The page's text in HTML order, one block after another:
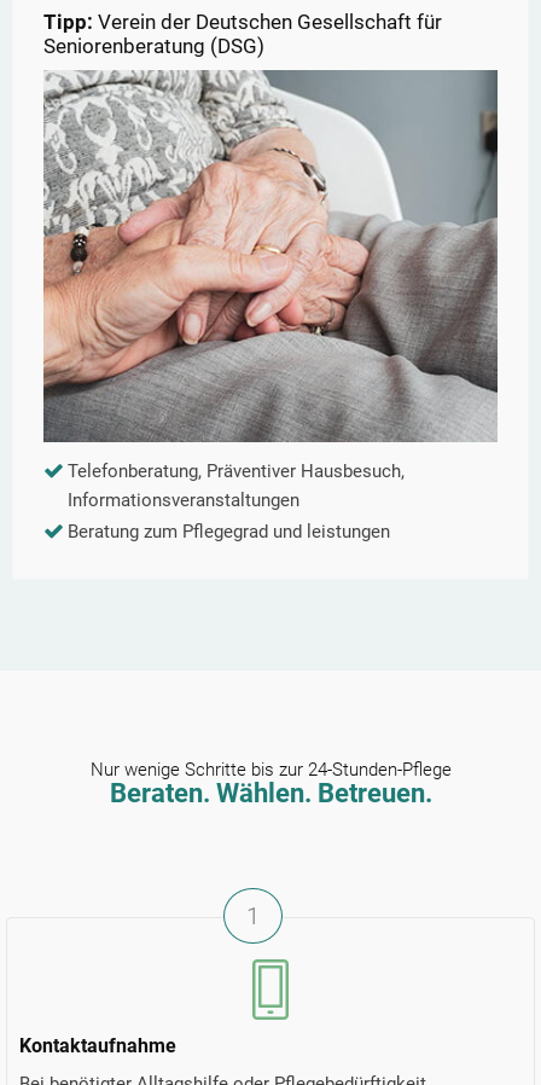
Tipp: Verein der Deutschen Gesellschaft für
Seniorenberatung (DSG)
Telefonberatung, Präventiver Hausbesuch,
Informationsveranstaltungen
Beratung zum Pflegegrad und leistungen
Nur wenige Schritte bis zur 24-Stunden-Pflege
Beraten. Wählen. Betreuen.
Kontaktaufnahme
1